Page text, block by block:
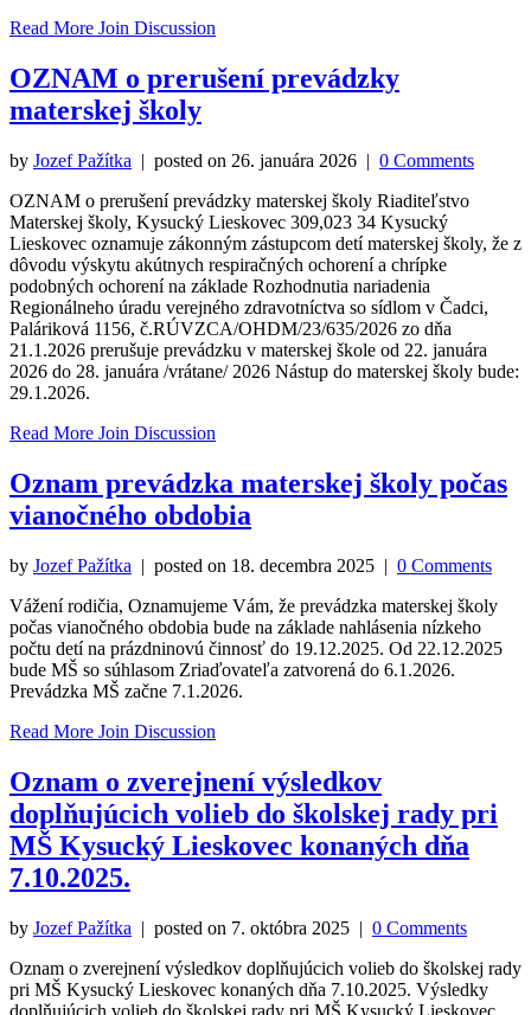
Read More Join Discussion
OZNAM o prerušení prevádzky
materskej školy
by Jozef Pažítka | posted on 26. januára 2026 | 0 Comments
OZNAM o prerušení prevádzky materskej školy Riaditeľstvo
Materskej školy, Kysucký Lieskovec 309,023 34 Kysucký
Lieskovec oznamuje zákonným zástupcom detí materskej školy, že z
dôvodu výskytu akútnych respiračných ochorení a chrípke
podobných ochorení na základe Rozhodnutia nariadenia
Regionálneho úradu verejného zdravotníctva so sídlom v Čadci,
Paláriková 1156, č.RÚVZCA/OHDM/23/635/2026 zo dňa
21.1.2026 prerušuje prevádzku v materskej škole od 22. januára
2026 do 28. januára /vrátane/ 2026 Nástup do materskej školy bude:
29.1.2026.
Read More Join Discussion
Oznam prevádzka materskej školy počas
vianočného obdobia
by Jozef Pažítka | posted on 18. decembra 2025 | 0 Comments
Vážení rodičia, Oznamujeme Vám, že prevádzka materskej školy
počas vianočného obdobia bude na základe nahlásenia nízkeho
počtu detí na prázdninovú činnosť do 19.12.2025. Od 22.12.2025
bude MŠ so súhlasom Zriaďovateľa zatvorená do 6.1.2026.
Prevádzka MŠ začne 7.1.2026.
Read More Join Discussion
Oznam o zverejnení výsledkov
doplňujúcich volieb do školskej rady pri
MŠ Kysucký Lieskovec konaných dňa
7.10.2025.
by Jozef Pažítka | posted on 7. októbra 2025 | 0 Comments
Oznam o zverejnení výsledkov doplňujúcich volieb do školskej rady
pri MŠ Kysucký Lieskovec konaných dňa 7.10.2025. Výsledky
doplňujúcich volieb do školskej rady pri MŠ Kysucký Lieskovec